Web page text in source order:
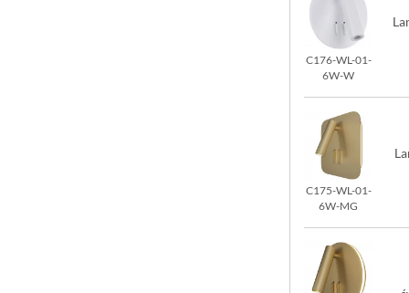
C176-WL-01-
6W-W
C175-WL-01-
6W-MG